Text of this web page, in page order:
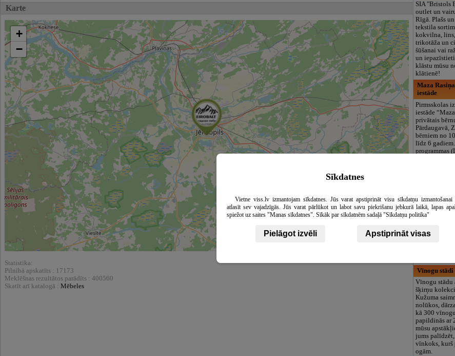
Karte
+
−
Statistika:
Pilnībā apskatīts : 17173
Meklēšnas rezultātos parādīts : 400560
Skatīt arī katalogā : Mēbeles
SIA "Bristols
outlet un
Rīgā. Plašs
tekstila
kokvilna,
trikotāža un
šūšanai vai
un
klāstu mūsu
klātienē!
Maza
iestāde
Pirmsskolas
iestāde
privātais
Pārdaugavā,
bērniem no
līdz 6
programmas
logopēds,
teritorija un
pārdodam un
pieminekļus,
piedāvājam
labiekārtot
veicot
Vīnogu stādi
Vīnogu stādu
šķirņu
Kužuma
nolūkos,
kā 300
papildinās ar
mūsu
jums
vīnkoks, kurš
ogām.
Sīkdatnes
Vietne viss.lv izmantojam sīkdatnes. Jūs varat apstiprināt visu sīkdatņu izmantošanai
atlasīt sev vajadzīgās. Jūs varat pārlūkot un labot savu piekrišanu jebkurā laikā, lapas
spiežot uz saites "Manas sīkdatnes". Sīkāk par sīkdatnēm sadaļā "Sīkdatņu politika"
Pielāgot izvēli Apstiprināt visas